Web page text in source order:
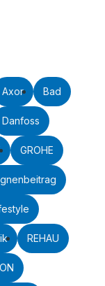
Axor Bad
Danfoss
GROHE
REHAU